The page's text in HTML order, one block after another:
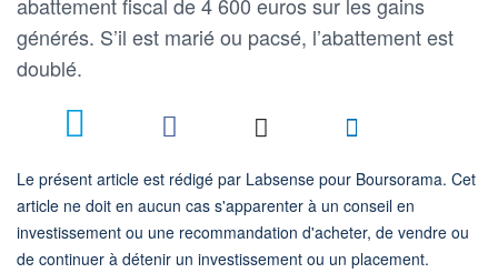
générés. S’il est marié ou pacsé, l’abattement est
doublé.
Le présent article est rédigé par Labsense pour Boursorama. Cet
article ne doit en aucun cas s'apparenter à un conseil en
investissement ou une recommandation d'acheter, de vendre ou
de continuer à détenir un investissement ou un placement.